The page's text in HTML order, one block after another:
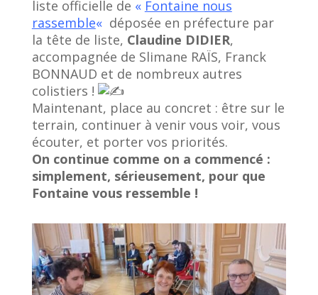
liste officielle de « Fontaine nous
rassemble« déposée en préfecture par
la tête de liste, Claudine DIDIER,
accompagnée de Slimane RAÏS, Franck
BONNAUD et de nombreux autres
colistiers !
Maintenant, place au concret : être sur le
terrain, continuer à venir vous voir, vous
écouter, et porter vos priorités.
On continue comme on a commencé :
simplement, sérieusement, pour que
Fontaine vous ressemble !